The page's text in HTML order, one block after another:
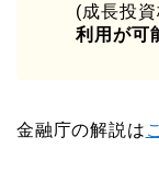
(成長投資
利用が可
金融庁の解説は